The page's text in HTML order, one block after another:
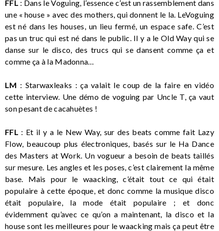
FFL : Dans le Voguing, l’essence c’est un rassemblement dans
une « house » avec des mothers, qui donnent le la. LeVoguing
est né dans les houses, un lieu fermé, un espace safe. C’est
pas un truc qui est né dans le public. Il y a le Old Way qui se
danse sur le disco, des trucs qui se dansent comme ça et
comme ça à la Madonna…
LM : Starwaxleaks : ça valait le coup de la faire en vidéo
cette interview. Une démo de voguing par Uncle T, ça vaut
son pesant de cacahuètes !
FFL
: Et il y a le New Way, sur des beats comme fait Lazy
Flow, beaucoup plus électroniques, basés sur le Ha Dance
des Masters at Work. Un vogueur a besoin de beats taillés
sur mesure. Les angles et les poses, c’est clairement la même
base. Mais pour le waacking, c’était tout ce qui était
populaire à cette époque, et donc comme la musique disco
était populaire, la mode était populaire ; et donc
évidemment qu’avec ce qu’on a maintenant, la disco et la
house sont les meilleures pour le waacking mais ça peut être